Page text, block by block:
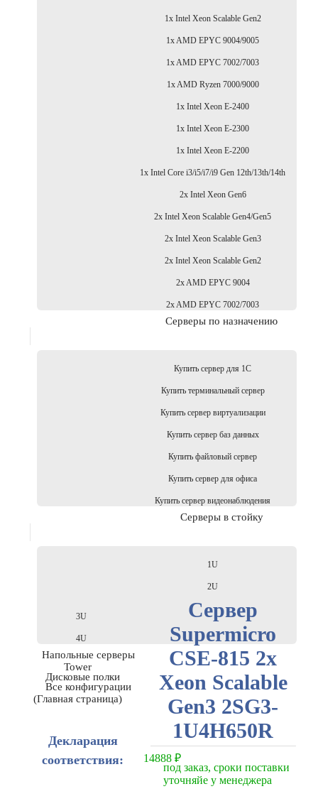
Сервер
Supermicro
CSE-815 2x
Xeon Scalable
Gen3 2SG3-
1U4H650R
14888 ₽
под заказ, сроки поставки
уточняйе у менеджера
1x Intel Xeon Scalable Gen2
1x AMD EPYC 9004/9005
1x AMD EPYC 7002/7003
1x AMD Ryzen 7000/9000
1x Intel Xeon E-2400
1x Intel Xeon E-2300
1x Intel Xeon E-2200
1x Intel Core i3/i5/i7/i9 Gen 12th/13th/14th
2x Intel Xeon Gen6
2x Intel Xeon Scalable Gen4/Gen5
2x Intel Xeon Scalable Gen3
2x Intel Xeon Scalable Gen2
2x AMD EPYC 9004
2x AMD EPYC 7002/7003
Серверы по назначению
Купить сервер для 1С
Купить терминальный сервер
Купить сервер виртуализации
Купить сервер баз данных
Купить файловый сервер
Купить сервер для офиса
Купить сервер видеонаблюдения
Серверы в стойку
1U
2U
3U
4U
Напольные серверы
Tower
Дисковые полки
Все конфигурации
(Главная страница)
Декларация
соответствия: